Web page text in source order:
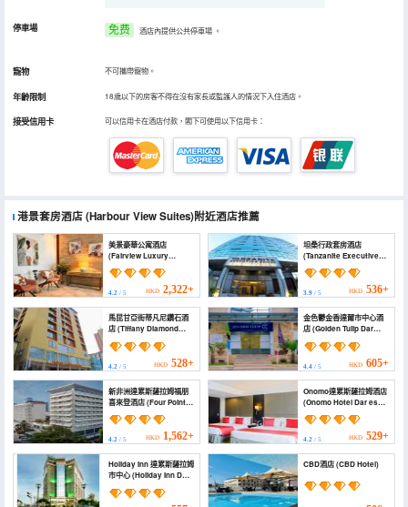
停車場 免费 酒店內提供公共停車場 。
寵物 不可攜帶寵物。
年齡限制 18歲以下的房客不得在沒有家長或監護人的情況下入住酒店。
接受信用卡 可以信用卡在酒店付款，閣下可使用以下信用卡：
港景套房酒店(Harbour View Suites)附近酒店推薦
美景豪華公寓酒店
(Fairview Luxury
Apartments)
4.2 / 5 HKD 2,322+
坦桑行政套房酒店
(Tanzanite Executive
Suites)
3.9/ 5 HKD 536+
馬昆甘亞街蒂凡尼鑽石酒
店 (Tiffany Diamond
Hotels Ltd -
Makunganya)
4.2 / 5 HKD 528+
金色鬱金香達爾市中心酒
店 (Golden Tulip Dar
City Center)
4.4/ 5 HKD 605+
新非洲達累斯薩拉姆福朋
喜來登酒店 (Four Points
by Sheraton Dar es
Salaam New Africa)
4.2 / 5 HKD 1,562+
Onomo達累斯薩拉姆酒店
(Onomo Hotel Dar es
Salaam)
4.2/ 5 HKD 529+
Holiday Inn 達累斯薩拉姆
市中心 (Holiday Inn DAR
ES SALAAM CITY
CENTRE by IHG)
CBD酒店 (CBD Hotel)